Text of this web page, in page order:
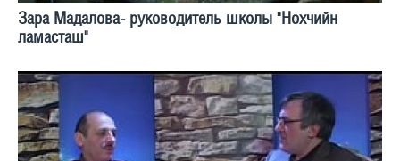
Зара Мадалова- руководитель школы "Нохчийн
ламасташ"